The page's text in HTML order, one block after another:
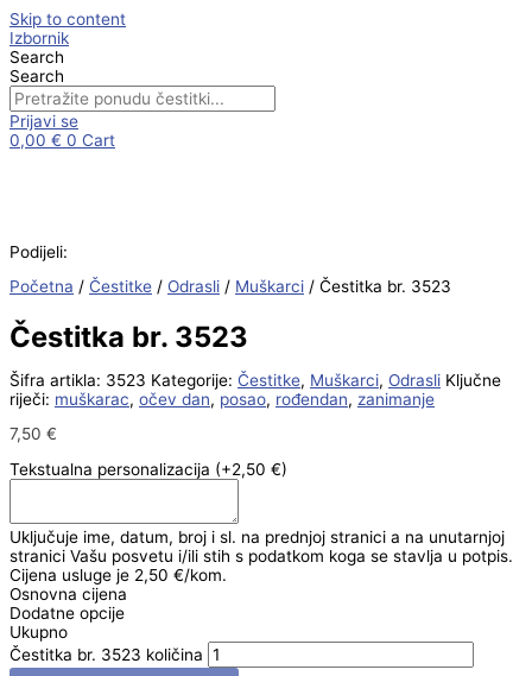
Skip to content
Izbornik
Search
Search
Prijavi se
0,00 € 0 Cart
Podijeli:
Početna / Čestitke / Odrasli / Muškarci / Čestitka br. 3523
Čestitka br. 3523
Šifra artikla: 3523 Kategorije: Čestitke, Muškarci, Odrasli Ključne
riječi: muškarac, očev dan, posao, rođendan, zanimanje
7,50 €
Tekstualna personalizacija (+2,50 €)
Uključuje ime, datum, broj i sl. na prednjoj stranici a na unutarnjoj
stranici Vašu posvetu i/ili stih s podatkom koga se stavlja u potpis.
Cijena usluge je 2,50 €/kom.
Osnovna cijena
Dodatne opcije
Ukupno
Čestitka br. 3523 količina